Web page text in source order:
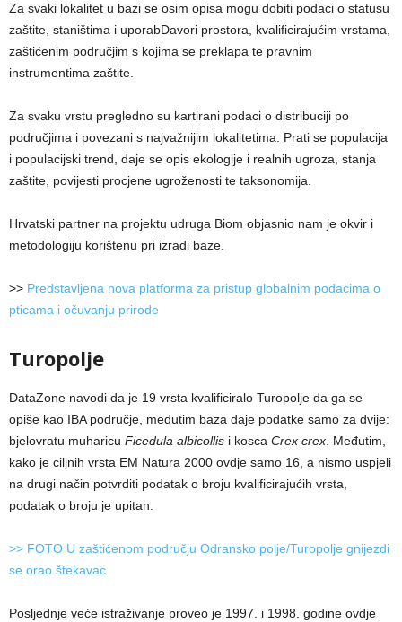
Za svaki lokalitet u bazi se osim opisa mogu dobiti podaci o statusu
zaštite, staništima i uporabDavori prostora, kvalificirajućim vrstama,
zaštićenim područjim s kojima se preklapa te pravnim
instrumentima zaštite.
Za svaku vrstu pregledno su kartirani podaci o distribuciji po
područjima i povezani s najvažnijim lokalitetima. Prati se populacija
i populacijski trend, daje se opis ekologije i realnih ugroza, stanja
zaštite, povijesti procjene ugroženosti te taksonomija.
Hrvatski partner na projektu udruga Biom objasnio nam je okvir i
metodologiju korištenu pri izradi baze.
>> Predstavljena nova platforma za pristup globalnim podacima o
pticama i očuvanju prirode
Turopolje
DataZone navodi da je 19 vrsta kvalificiralo Turopolje da ga se
opiše kao IBA područje, međutim baza daje podatke samo za dvije:
bjelovratu muharicu Ficedula albicollis i kosca Crex crex. Međutim,
kako je ciljnih vrsta EM Natura 2000 ovdje samo 16, a nismo uspjeli
na drugi način potvrditi podatak o broju kvalificirajućih vrsta,
podatak o broju je upitan.
>> FOTO U zaštićenom području Odransko polje/Turopolje gnijezdi
se orao štekavac
Posljednje veće istraživanje proveo je 1997. i 1998. godine ovdje